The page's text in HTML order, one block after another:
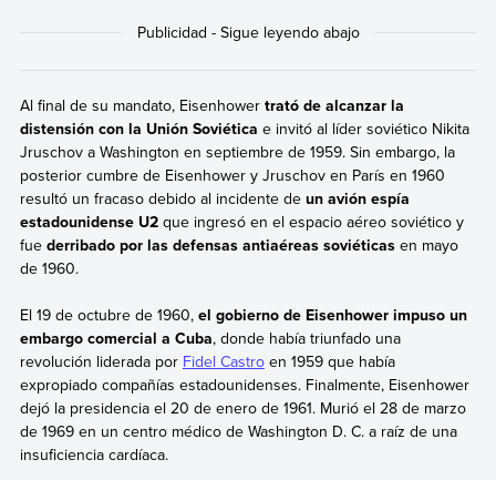
Al final de su mandato, Eisenhowertrató de alcanzar la
distensión con la Unión Soviética e invitó al líder soviético Nikita
Jruschov a Washington en septiembre de 1959. Sin embargo, la
posterior cumbre de Eisenhower y Jruschov en París en 1960
resultó un fracaso debido al incidente de un avión espía
estadounidense U2que ingresó en el espacio aéreo soviético y
fue derribado por las defensas antiaéreas soviéticasen mayo
de 1960.
El 19 de octubre de 1960, el gobierno de Eisenhower impuso un
embargo comercial a Cuba, donde había triunfado una
revolución liderada por Fidel Castroen 1959 que había
expropiado compañías estadounidenses. Finalmente, Eisenhower
dejó la presidencia el 20 de enero de 1961. Murió el 28 de marzo
de 1969 en un centro médico de Washington D. C. a raíz de una
insuficiencia cardíaca.